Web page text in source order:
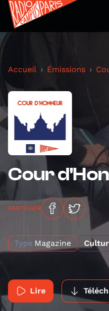
Accueil Émissions
Cour
PARTAGER
Type Magazine
Lire